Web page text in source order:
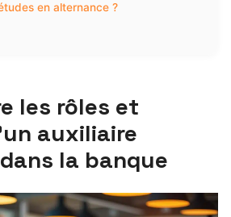
en alternance ?
les rôles et
auxiliaire
la banque